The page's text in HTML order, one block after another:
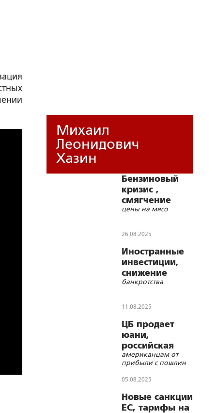
Михаил
Леонидович
Хазин
Бензиновый
кризис ,
смягчение
санкций и
цены на мясо
26.08.2025
Иностранные
инвестиции,
снижение
инфляции,
банкротства
11.08.2025
ЦБ продает
юани,
российская
нефть и
дивиденды
американцам от
прибыли с пошлин
05.08.2025
Новые санкции
ЕС, тарифы на